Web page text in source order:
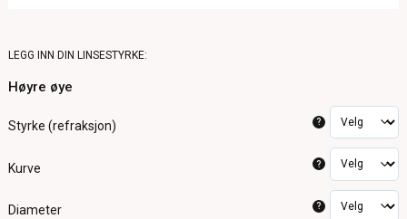
LEGG INN DIN LINSESTYRKE:
Høyre øye
Styrke (refraksjon) ?
Kurve ?
Diameter ?